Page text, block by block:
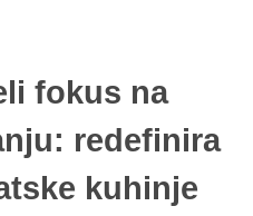
fokus na
redefinira
kuhinje